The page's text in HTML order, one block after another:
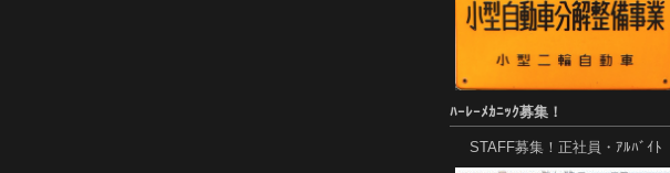
ﾊｰﾚｰﾒｶﾆｯｸ募集！
STAFF募集！正社員・ｱﾙﾊﾞｲﾄ